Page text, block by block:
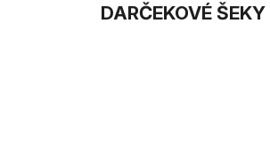
DARČEKOVÉ ŠEKY